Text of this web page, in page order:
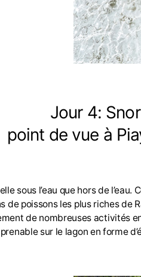
Jour 4:
point de vue à
sous l’eau que hors de
de poissons les plus riches
de nombreuses activités
sur le lagon en forme